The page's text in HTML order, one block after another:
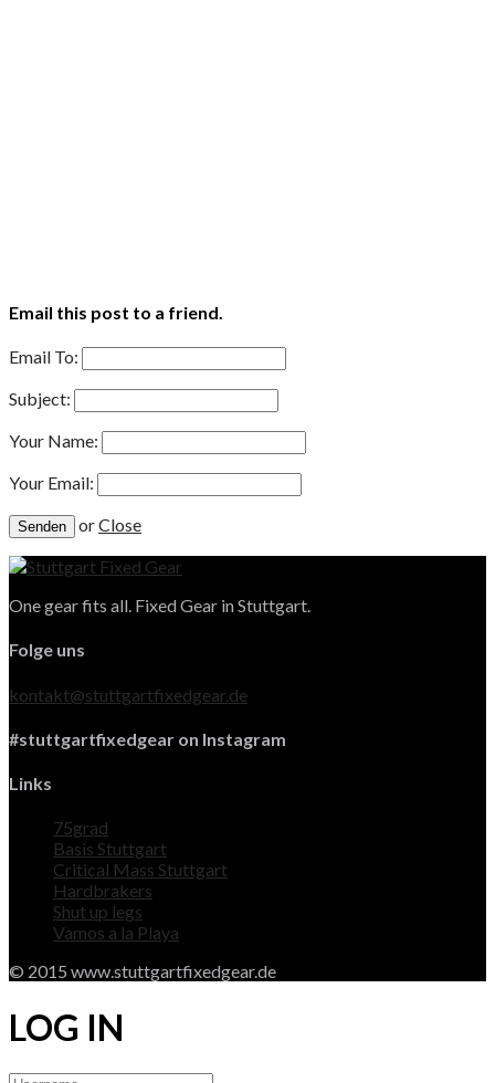
Email this post to a friend.
Email To:
Subject:
Your Name:
Your Email:
orClose
One gear fits all. Fixed Gear in Stuttgart.
Folge uns
kontakt@stuttgartfixedgear.de
#stuttgartfixedgear on Instagram
Links
75grad
Basis Stuttgart
Critical Mass Stuttgart
Hardbrakers
Shut up legs
Vamos a la Playa
© 2015 www.stuttgartfixedgear.de
LOG IN